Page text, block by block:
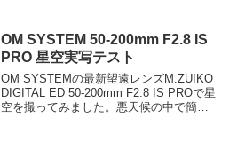
ていきます。
OM SYSTEM 50-200mm F2.8 IS
PRO 星空実写テスト
OM SYSTEMの最新望遠レンズM.ZUIKO
DIGITAL ED 50-200mm F2.8 IS PROで星
空を撮ってみました。悪天候の中で簡単